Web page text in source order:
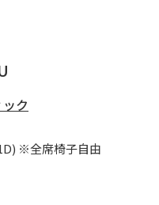
ク
※全席椅子自由